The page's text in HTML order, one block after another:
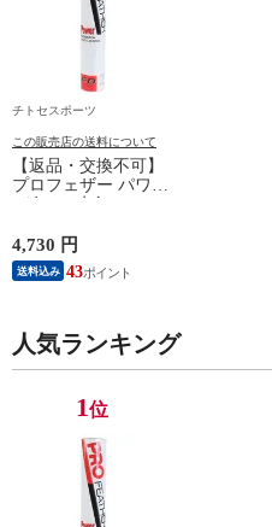
チトセスポーツ
この販売店の送料について
【返品・交換不可】
プロフェザー パワー
PF-6010 2025SS バド
ミントンシャトル 羽
根 12個入
4,730 円
送料込み 43
人気ランキング
1位